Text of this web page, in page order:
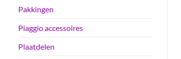
Pakkingen
Piaggio accessoires
Plaatdelen